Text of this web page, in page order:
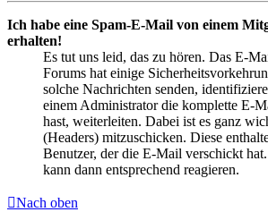
Ich habe eine Spam-E-Mail von einem
erhalten!
Es tut uns leid, das zu hören. Das E-
Forums hat einige
solche Nachrichten senden,
einem Administrator die komplette E-
hast, weiterleiten. Dabei ist es ganz
(Headers) mitzuschicken. Diese
Benutzer, der die E-Mail verschickt
kann dann entsprechend reagieren.
Nach oben